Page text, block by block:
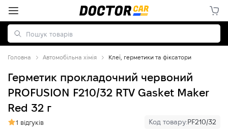
Головна Автомобільна хімія Клеї, герметики та фіксатори
Герметик прокладочний червоний
PROFUSION F210/32 RTV Gasket Maker
Red 32 г
1 відгуків Код товару:PF210/32